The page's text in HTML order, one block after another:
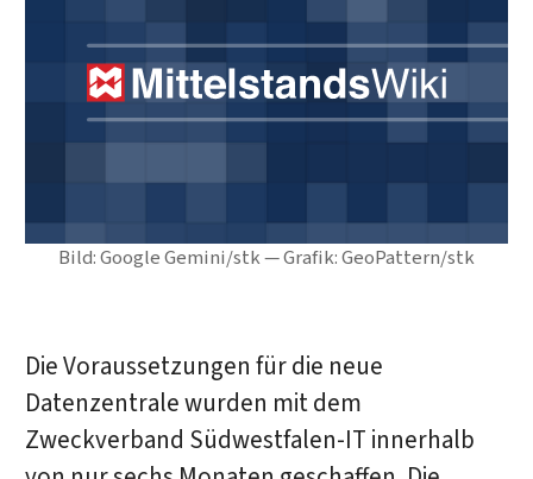
Bild: Google Gemini/stk — Grafik: GeoPattern/stk
Die Voraussetzungen für die neue
Datenzentrale wurden mit dem
Zweckverband Südwestfalen-IT innerhalb